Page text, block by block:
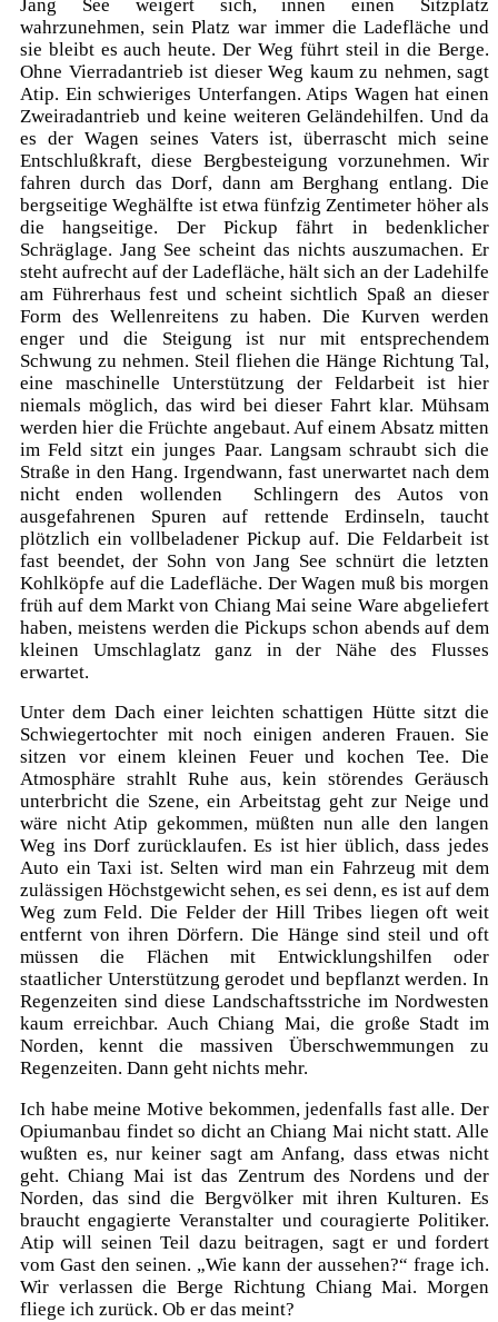
Jang See weigert sich, innen einen Sitzplatz
wahrzunehmen, sein Platz war immer die Ladefläche und
sie bleibt es auch heute. Der Weg führt steil in die Berge.
Ohne Vierradantrieb ist dieser Weg kaum zu nehmen, sagt
Atip. Ein schwieriges Unterfangen. Atips Wagen hat einen
Zweiradantrieb und keine weiteren Geländehilfen. Und da
es der Wagen seines Vaters ist, überrascht mich seine
Entschlußkraft, diese Bergbesteigung vorzunehmen. Wir
fahren durch das Dorf, dann am Berghang entlang. Die
bergseitige Weghälfte ist etwa fünfzig Zentimeter höher als
die hangseitige. Der Pickup fährt in bedenklicher
Schräglage. Jang See scheint das nichts auszumachen. Er
steht aufrecht auf der Ladefläche, hält sich an der Ladehilfe
am Führerhaus fest und scheint sichtlich Spaß an dieser
Form des Wellenreitens zu haben. Die Kurven werden
enger und die Steigung ist nur mit entsprechendem
Schwung zu nehmen. Steil fliehen die Hänge Richtung Tal,
eine maschinelle Unterstützung der Feldarbeit ist hier
niemals möglich, das wird bei dieser Fahrt klar. Mühsam
werden hier die Früchte angebaut. Auf einem Absatz mitten
im Feld sitzt ein junges Paar. Langsam schraubt sich die
Straße in den Hang. Irgendwann, fast unerwartet nach dem
nicht enden wollenden Schlingern des Autos von
ausgefahrenen Spuren auf rettende Erdinseln, taucht
plötzlich ein vollbeladener Pickup auf. Die Feldarbeit ist
fast beendet, der Sohn von Jang See schnürt die letzten
Kohlköpfe auf die Ladefläche. Der Wagen muß bis morgen
früh auf dem Markt von Chiang Mai seine Ware abgeliefert
haben, meistens werden die Pickups schon abends auf dem
kleinen Umschlaglatz ganz in der Nähe des Flusses
erwartet.
Unter dem Dach einer leichten schattigen Hütte sitzt die
Schwiegertochter mit noch einigen anderen Frauen. Sie
sitzen vor einem kleinen Feuer und kochen Tee. Die
Atmosphäre strahlt Ruhe aus, kein störendes Geräusch
unterbricht die Szene, ein Arbeitstag geht zur Neige und
wäre nicht Atip gekommen, müßten nun alle den langen
Weg ins Dorf zurücklaufen. Es ist hier üblich, dass jedes
Auto ein Taxi ist. Selten wird man ein Fahrzeug mit dem
zulässigen Höchstgewicht sehen, es sei denn, es ist auf dem
Weg zum Feld. Die Felder der Hill Tribes liegen oft weit
entfernt von ihren Dörfern. Die Hänge sind steil und oft
müssen die Flächen mit Entwicklungshilfen oder
staatlicher Unterstützung gerodet und bepflanzt werden. In
Regenzeiten sind diese Landschaftsstriche im Nordwesten
kaum erreichbar. Auch Chiang Mai, die große Stadt im
Norden, kennt die massiven Überschwemmungen zu
Regenzeiten. Dann geht nichts mehr.
Ich habe meine Motive bekommen, jedenfalls fast alle. Der
Opiumanbau findet so dicht an Chiang Mai nicht statt. Alle
wußten es, nur keiner sagt am Anfang, dass etwas nicht
geht. Chiang Mai ist das Zentrum des Nordens und der
Norden, das sind die Bergvölker mit ihren Kulturen. Es
braucht engagierte Veranstalter und couragierte Politiker.
Atip will seinen Teil dazu beitragen, sagt er und fordert
vom Gast den seinen. „Wie kann der aussehen?“ frage ich.
Wir verlassen die Berge Richtung Chiang Mai. Morgen
fliege ich zurück. Ob er das meint?